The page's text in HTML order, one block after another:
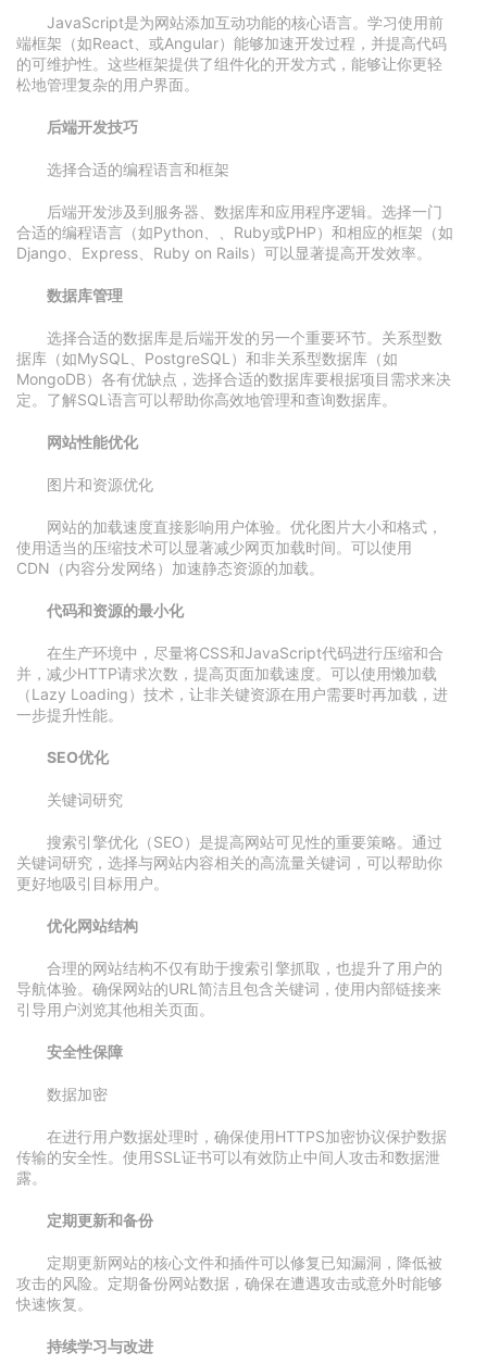
JavaScript是为网站添加互动功能的核心语言。学习使用前
端框架（如React、或Angular）能够加速开发过程，并提高代码
的可维护性。这些框架提供了组件化的开发方式，能够让你更轻
松地管理复杂的用户界面。
后端开发技巧
选择合适的编程语言和框架
后端开发涉及到服务器、数据库和应用程序逻辑。选择一门
合适的编程语言（如Python、、Ruby或PHP）和相应的框架（如
Django、Express、Ruby on Rails）可以显著提高开发效率。
数据库管理
选择合适的数据库是后端开发的另一个重要环节。关系型数
据库（如MySQL、PostgreSQL）和非关系型数据库（如
MongoDB）各有优缺点，选择合适的数据库要根据项目需求来决
定。了解SQL语言可以帮助你高效地管理和查询数据库。
网站性能优化
图片和资源优化
网站的加载速度直接影响用户体验。优化图片大小和格式，
使用适当的压缩技术可以显著减少网页加载时间。可以使用
CDN（内容分发网络）加速静态资源的加载。
代码和资源的最小化
在生产环境中，尽量将CSS和JavaScript代码进行压缩和合
并，减少HTTP请求次数，提高页面加载速度。可以使用懒加载
（Lazy Loading）技术，让非关键资源在用户需要时再加载，进
一步提升性能。
SEO优化
关键词研究
搜索引擎优化（SEO）是提高网站可见性的重要策略。通过
关键词研究，选择与网站内容相关的高流量关键词，可以帮助你
更好地吸引目标用户。
优化网站结构
合理的网站结构不仅有助于搜索引擎抓取，也提升了用户的
导航体验。确保网站的URL简洁且包含关键词，使用内部链接来
引导用户浏览其他相关页面。
安全性保障
数据加密
在进行用户数据处理时，确保使用HTTPS加密协议保护数据
传输的安全性。使用SSL证书可以有效防止中间人攻击和数据泄
露。
定期更新和备份
定期更新网站的核心文件和插件可以修复已知漏洞，降低被
攻击的风险。定期备份网站数据，确保在遭遇攻击或意外时能够
快速恢复。
持续学习与改进